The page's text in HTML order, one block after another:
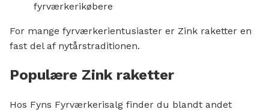
fyrværkerikøbere
For mange fyrværkerientusiaster er Zink raketter en
fast del af nytårstraditionen.
Populære Zink raketter
Hos Fyns Fyrværkerisalg finder du blandt andet